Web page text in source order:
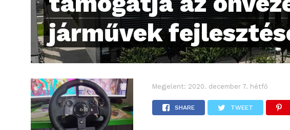
járművek
Megjelent: 2020. december 7. hétfő
SHARE TWEET